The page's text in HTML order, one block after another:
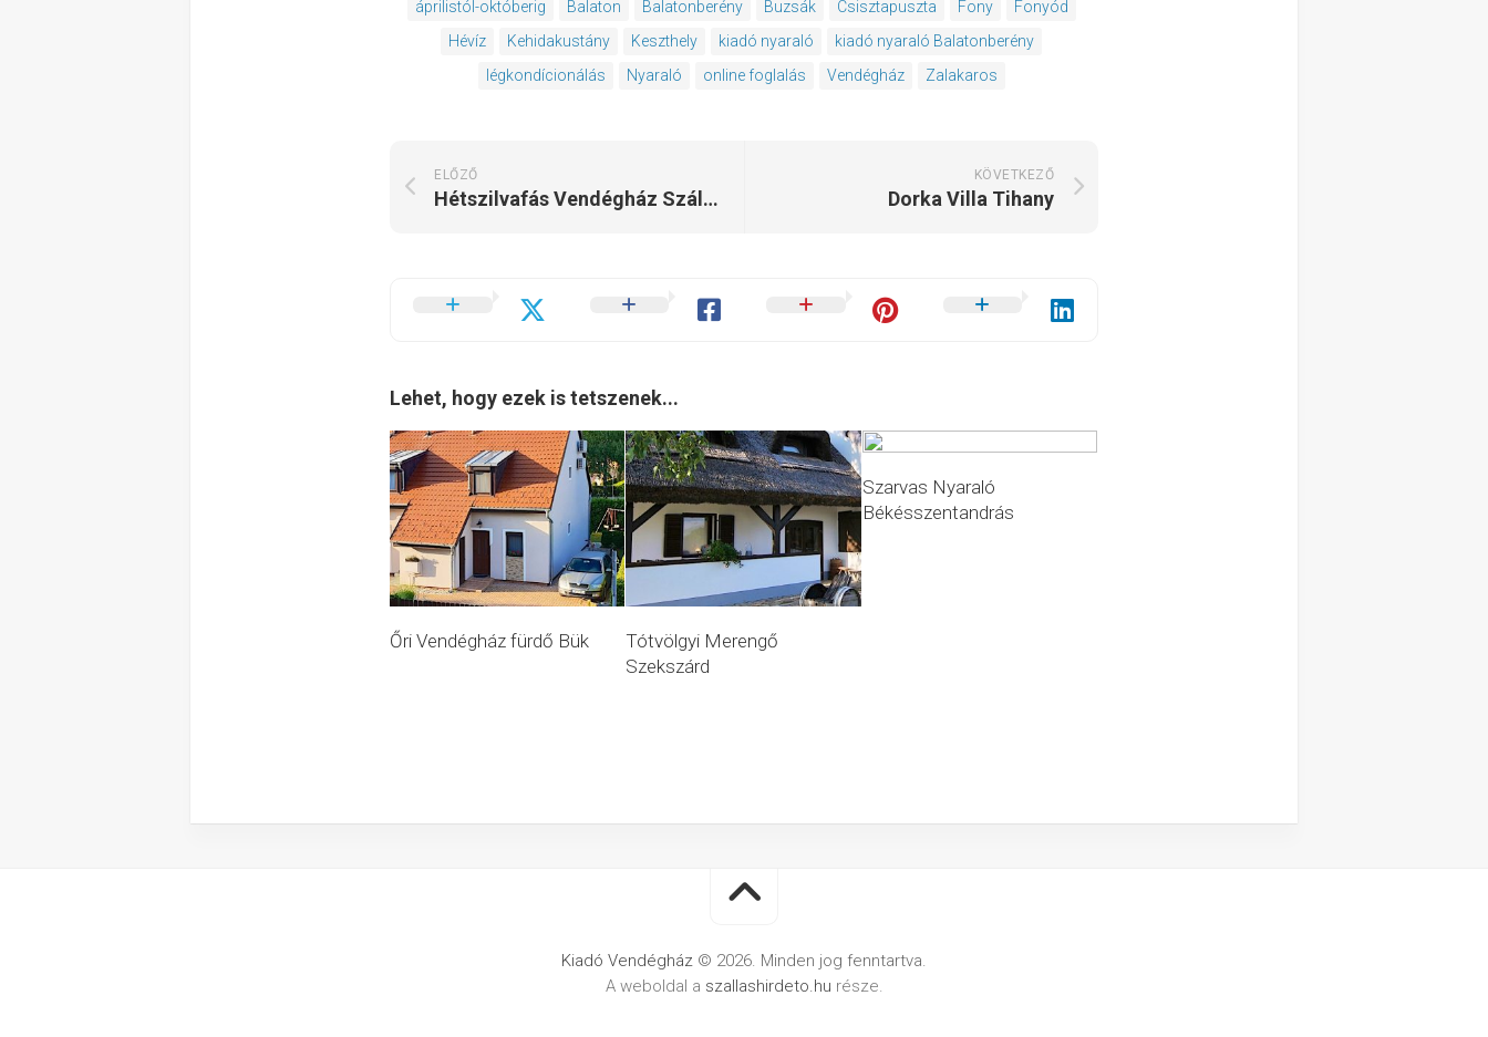
áprilistól-októberig Balaton Balatonberény Buzsák Csisztapuszta Fony
Fonyód
Hévíz
Kehidakustány Keszthely kiadó nyaraló
kiadó nyaraló Balatonberény
légkondícionálás
Nyaraló online foglalás Vendégház Zalakaros
KÖVETKEZŐ
Dorka Villa Tihany
ELŐZŐ
Hétszilvafás Vendégház Szálka
Lehet, hogy ezek is tetszenek...
Őri Vendégház fürdő Bük
Tótvölgyi Merengő
Szekszárd
Szarvas Nyaraló
Békésszentandrás
Kiadó Vendégház © 2026. Minden jog fenntartva.
A weboldal a szallashirdeto.hu része.